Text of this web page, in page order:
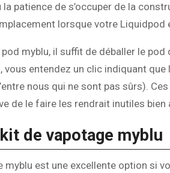
la patience de s’occuper de la
lorsque votre
myblu, il suffit de déballer le
vous entendez un clic indiquant
nous qui ne sont pas sûrs).
de le faire les rendrait inutiles bien
de vapotage myblu
est une excellente option si